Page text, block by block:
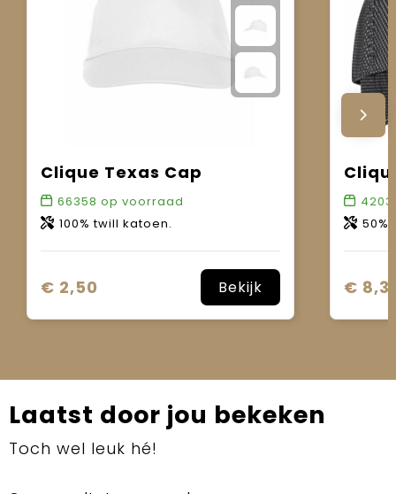
Clique Texas Cap
66358 op voorraad
100% twill katoen.
€ 2,50 Bekijk
4203
50%
€
Laatst door jou bekeken
Toch wel leuk hé!